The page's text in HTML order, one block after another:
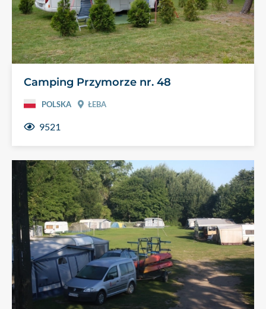
Camping Przymorze nr. 48
POLSKA ŁEBA
9521